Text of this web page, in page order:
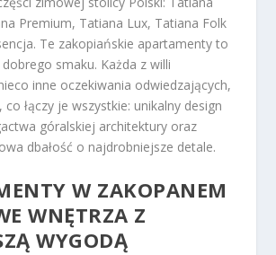
Premium, Tatiana Lux, Tatiana Folk
Te zakopiańskie apartamenty to
smaku. Każda z willi
inne oczekiwania odwiedzających,
łączy je wszystkie: unikalny design
góralskiej architektury oraz
dbałość o najdrobniejsze detale.
W ZAKOPANEM
WNĘTRZA Z
WYGODĄ